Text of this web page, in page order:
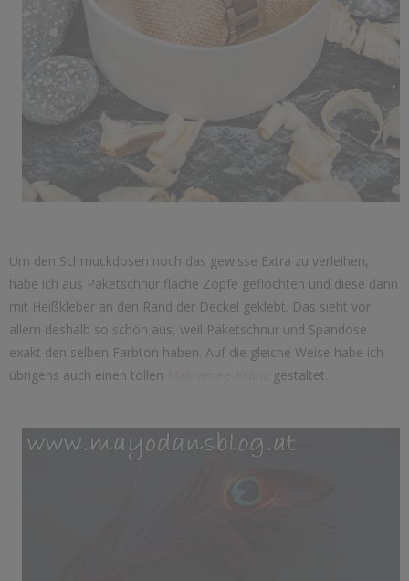
Um den Schmuckdosen noch das gewisse Extra zu verleihen,
habe ich aus Paketschnur flache Zöpfe geflochten und diese dann
mit Heißkleber an den Rand der Deckel geklebt. Das sieht vor
allem deshalb so schön aus, weil Paketschnur und Spandose
exakt den selben Farbton haben. Auf die gleiche Weise habe ich
übrigens auch einen tollen
gestaltet.